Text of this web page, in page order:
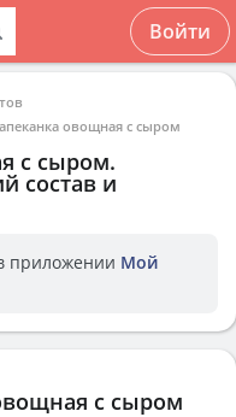
Войти
овощная с сыром
с сыром.
состав и
приложении Мой
с сыром